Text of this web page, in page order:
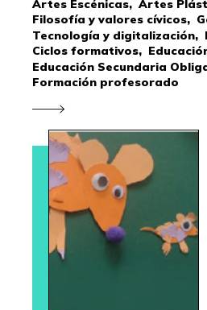
Artes Escénicas, Artes
Filosofía y valores cívicos,
Tecnología y digitalización,
Ciclos formativos,
Educación Secundaria
Formación profesorado